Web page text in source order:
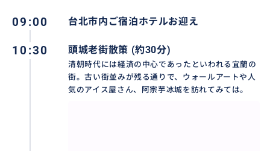
【抹茶山下】
宜蘭の礁溪にある「抹茶山下」は、田園風景に囲まれ
たガラス張りのカフェで、西瓜トーストや可愛らしい
クマのケーキが評判です。
09:00 台北市内ご宿泊ホテルお迎え
10:30 頭城老街散策 (約30分)
清朝時代には経済の中心であったといわれる宜蘭の
街。古い街並みが残る通りで、ウォールアートや人
気のアイス屋さん、阿宗芋冰城を訪れてみては。